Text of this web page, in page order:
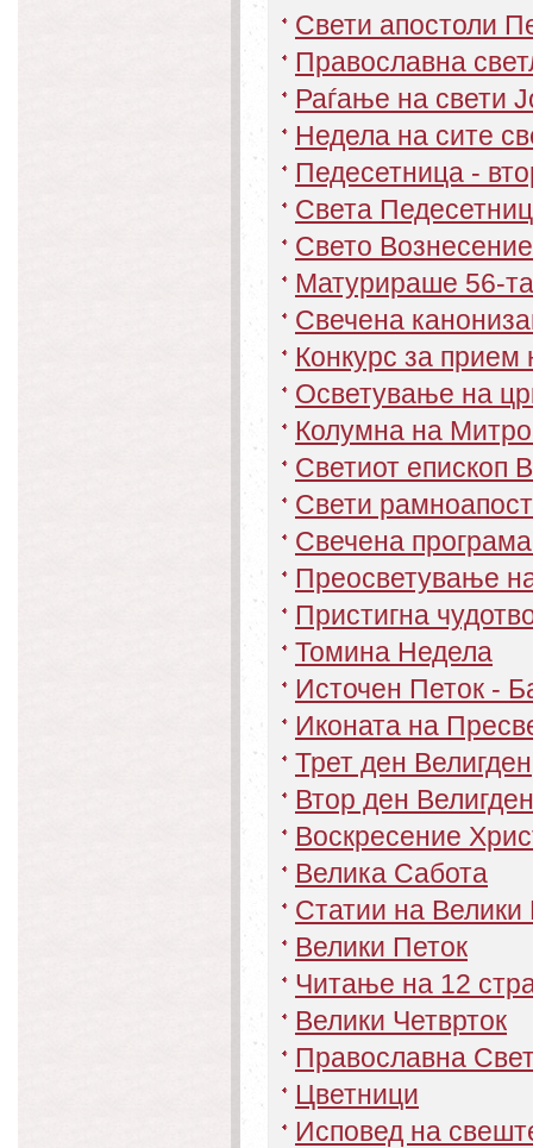
Свети апостоли
Православна
Раѓање на свети
Недела на сите
Педесетница -
Света
Свето
Матурираше 56-та
Свечена
Конкурс за прием
Осветување на
Колумна на
Светиот епископ
Свети
Свечена
Преосветување
Пристигна
Томина Недела
Источен Петок -
Иконата на
Трет ден Велигден
Втор ден Велигден
Воскресение
Велика Сабота
Статии на Велики
Велики Петок
Читање на 12
Велики Четврток
Православна
Цветници
Исповед на